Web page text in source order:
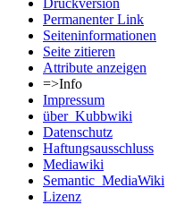
Druckversion
Permanenter Link
Seiten­informationen
Seite zitieren
Attribute anzeigen
=>Info
Impressum
über_Kubbwiki
Datenschutz
Haftungsausschluss
Mediawiki
Semantic_MediaWiki
Lizenz